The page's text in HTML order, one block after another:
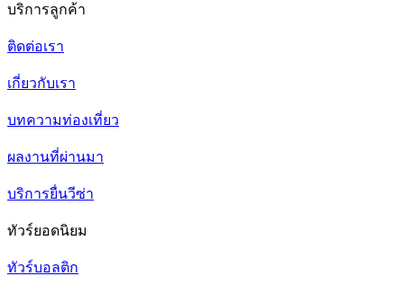
บริการลูกค้า
ติดต่อเรา
เกี่ยวกับเรา
บทความท่องเที่ยว
ผลงานที่ผ่านมา
บริการยื่นวีซ่า
ทัวร์ยอดนิยม
ทัวร์บอลติก